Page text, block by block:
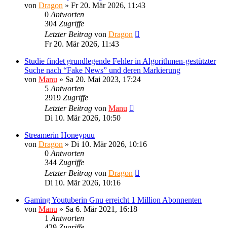
von Dragon » Fr 20. Mär 2026, 11:43
0 Antworten
304 Zugriffe
Letzter Beitrag von Dragon
Fr 20. Mär 2026, 11:43
Studie findet grundlegende Fehler in Algorithmen-gestützter
Suche nach “Fake News” und deren Markierung
von Manu » Sa 20. Mai 2023, 17:24
5 Antworten
2919 Zugriffe
Letzter Beitrag von Manu
Di 10. Mär 2026, 10:50
Streamerin Honeypuu
von Dragon » Di 10. Mär 2026, 10:16
0 Antworten
344 Zugriffe
Letzter Beitrag von Dragon
Di 10. Mär 2026, 10:16
Gaming Youtuberin Gnu erreicht 1 Million Abonnenten
von Manu » Sa 6. Mär 2021, 16:18
1 Antworten